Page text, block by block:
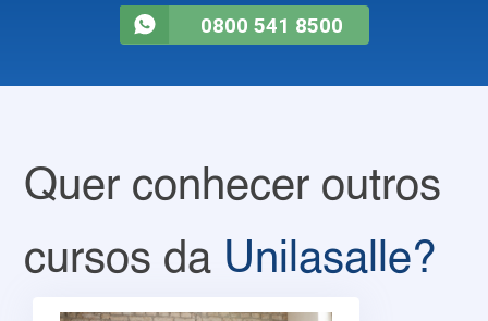
0800 541 8500
Quer conhecer outros
cursos da Unilasalle?